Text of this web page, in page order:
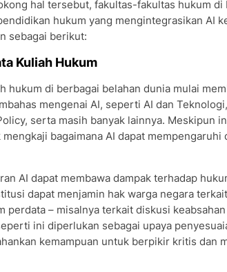
hal tersebut, fakultas-fakultas hukum di
hukum yang mengintegrasikan AI
sebagai berikut:
Kuliah Hukum
hukum di berbagai belahan dunia mulai
mengenai AI, seperti AI dan
serta masih banyak lainnya. Meskipun
bagaimana AI dapat
AI dapat membawa dampak terhadap
dapat menjamin hak warga negara
perdata – misalnya terkait diskusi
ini diperlukan sebagai upaya
kemampuan untuk berpikir kritis dan